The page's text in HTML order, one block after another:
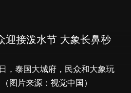
迎接泼水节 大象长鼻秒
，泰国大城府，民众和大象玩
图片来源：视觉中国）